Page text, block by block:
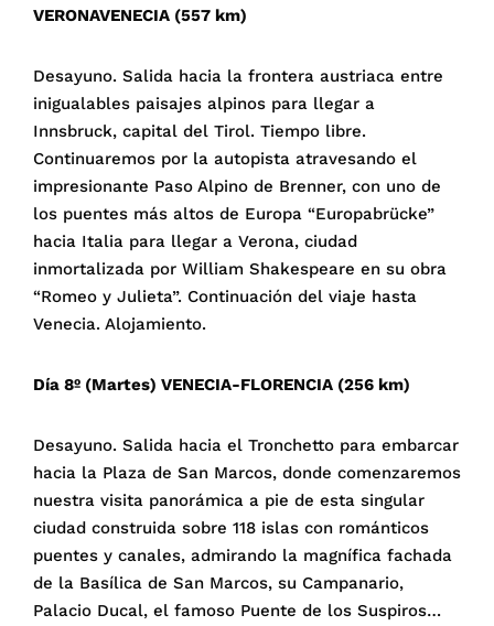
VERONAVENECIA (557 km)
Desayuno. Salida hacia la frontera austriaca entre
inigualables paisajes alpinos para llegar a
Innsbruck, capital del Tirol. Tiempo libre.
Continuaremos por la autopista atravesando el
impresionante Paso Alpino de Brenner, con uno de
los puentes más altos de Europa “Europabrücke”
hacia Italia para llegar a Verona, ciudad
inmortalizada por William Shakespeare en su obra
“Romeo y Julieta”. Continuación del viaje hasta
Venecia. Alojamiento.
Día 8º (Martes) VENECIA-FLORENCIA (256 km)
Desayuno. Salida hacia el Tronchetto para embarcar
hacia la Plaza de San Marcos, donde comenzaremos
nuestra visita panorámica a pie de esta singular
ciudad construida sobre 118 islas con románticos
puentes y canales, admirando la magnífica fachada
de la Basílica de San Marcos, su Campanario,
Palacio Ducal, el famoso Puente de los Suspiros…